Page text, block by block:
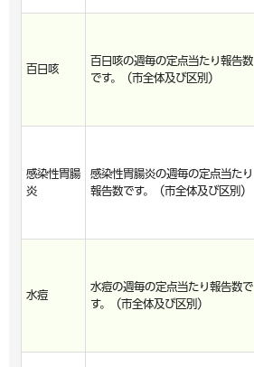
百日咳
百日咳の週毎の定点当たり報告数
です。（市全体及び区別）
感染性胃腸
炎
感染性胃腸炎の週毎の定点当たり
報告数です。（市全体及び区別）
水痘
水痘の週毎の定点当たり報告数で
す。（市全体及び区別）